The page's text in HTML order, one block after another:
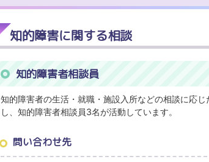
知的障害に関する相談
知的障害者相談員
知的障害者の生活・就職・施設入所などの相談に応
し、知的障害者相談員3名が活動しています。
問い合わせ先